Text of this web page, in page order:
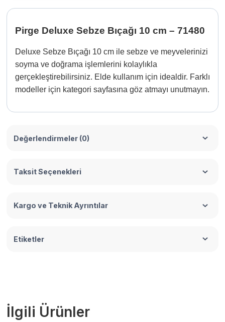
Pirge Deluxe Sebze Bıçağı 10 cm – 71480
Deluxe Sebze Bıçağı 10 cm ile sebze ve meyvelerinizi
soyma ve doğrama işlemlerini kolaylıkla
gerçekleştirebilirsiniz. Elde kullanım için idealdir. Farklı
modeller için kategori sayfasına göz atmayı unutmayın.
Değerlendirmeler (0)
Taksit Seçenekleri
Kargo ve Teknik Ayrıntılar
Etiketler
İlgili Ürünler